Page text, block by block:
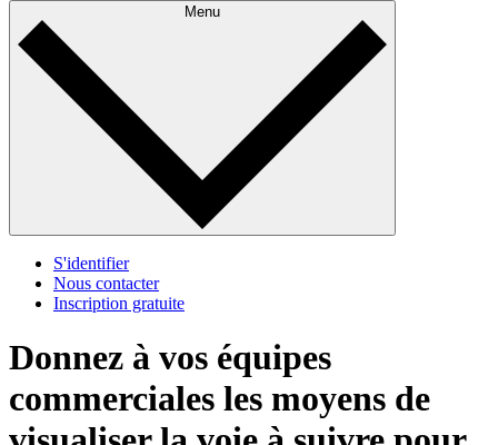
Menu
S'identifier
Nous contacter
Inscription gratuite
Donnez à vos équipes
commerciales les moyens de